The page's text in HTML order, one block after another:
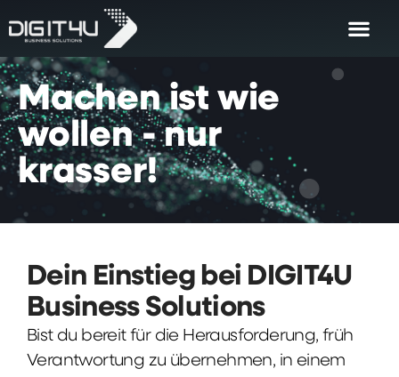
Machen ist wie
wollen - nur
krasser!
Dein Einstieg bei DIGIT4U
Business Solutions
Bist du bereit für die Herausforderung, früh
Verantwortung zu übernehmen, in einem